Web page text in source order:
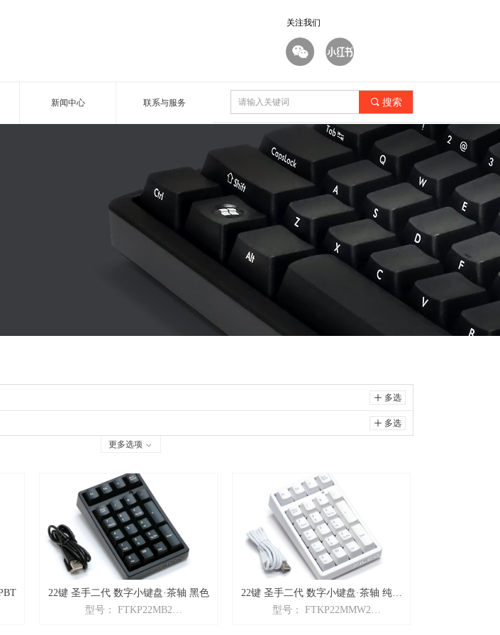
关注我们
끠 搜索
新闻中心 联系与服务
22键 圣手二代 数字小键盘·茶轴 黑色
型号： FTKP22MB2
22键 圣手二代 数字小键盘·茶轴 纯白
色
型号： FTKP22MMW2
ꄸ 多选
ꄸ 多选
更多选项 ꀁ